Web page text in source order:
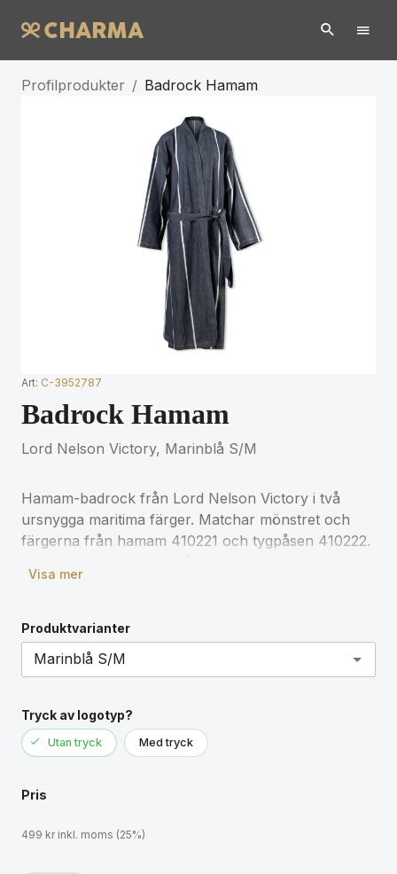
Profilprodukter / Badrock Hamam
Art: C-3952787
Badrock Hamam
Lord Nelson Victory, Marinblå S/M
Hamam-badrock från Lord Nelson Victory i två
ursnygga maritima färger. Matchar mönstret och
färgerna från hamam 410221 och tygpåsen 410222.
på sig. Rocken är lätt, tar liten plats och torkar
hamam-badlakan.
Storlek: S/M
Hamam från Lord Nelson Victory kännetecknas av
klassiska maritima mönster och färger med kvalité
och högt ställda krav. Inspirerad av maritim brittisk
Visa mer
Produktvarianter
Tryck av logotyp?
Utan tryck Med tryck
Pris
499 kr inkl. moms (25%)